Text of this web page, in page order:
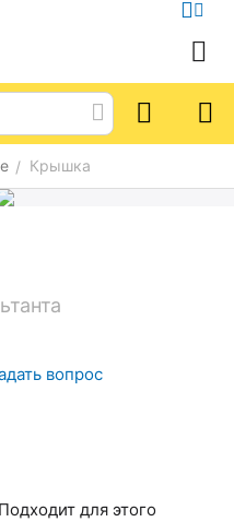
/ Крышка
вопрос
для этого